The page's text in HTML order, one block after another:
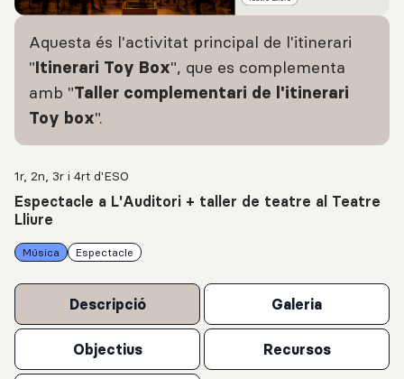
Aquesta és l'activitat principal de l'itinerari
"Itinerari Toy Box", que es complementa
amb "Taller complementari de l'itinerari
Toy box".
1r, 2n, 3r i 4rt d'ESO
Espectacle a L'Auditori + taller de teatre al Teatre
Lliure
Música Espectacle
Descripció Galeria
Objectius Recursos